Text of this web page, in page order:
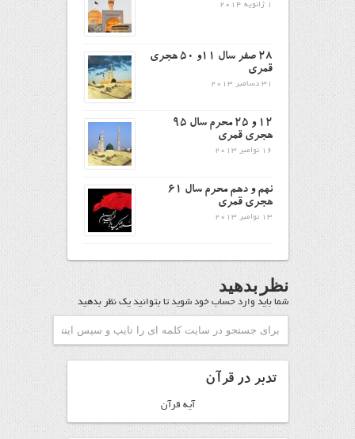
1 ژانویه 2014
28 صفر سال 11و 50 هجری
قمری
31 دسامبر 2013
12 و 25 محرم سال 95
هجری قمری
16 نوامبر 2013
نهم و دهم محرم سال ۶۱
هجری قمری
13 نوامبر 2013
نظر بدهید
شما باید وارد حساب خود شویدتا بتوانید یک نظر بدهید
تدبر در قرآن
آیه قرآن